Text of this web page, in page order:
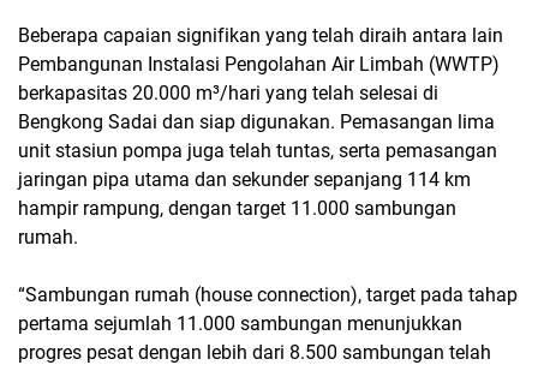
Beberapa capaian signifikan yang telah diraih antara lain
Pembangunan Instalasi Pengolahan Air Limbah (WWTP)
berkapasitas 20.000 m³/hari yang telah selesai di
Bengkong Sadai dan siap digunakan. Pemasangan lima
unit stasiun pompa juga telah tuntas, serta pemasangan
jaringan pipa utama dan sekunder sepanjang 114 km
hampir rampung, dengan target 11.000 sambungan
rumah.
“Sambungan rumah (house connection), target pada tahap
pertama sejumlah 11.000 sambungan menunjukkan
progres pesat dengan lebih dari 8.500 sambungan telah